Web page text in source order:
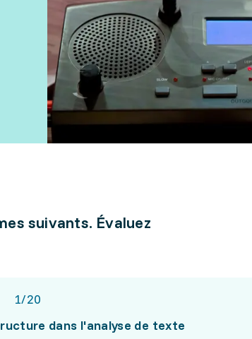
suivants. Évaluez
1/20
dans l'analyse de texte